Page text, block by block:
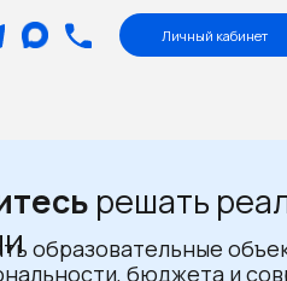
Оставить
Личный кабинет
объекты с учётом
бюджета и современных
и формальностей